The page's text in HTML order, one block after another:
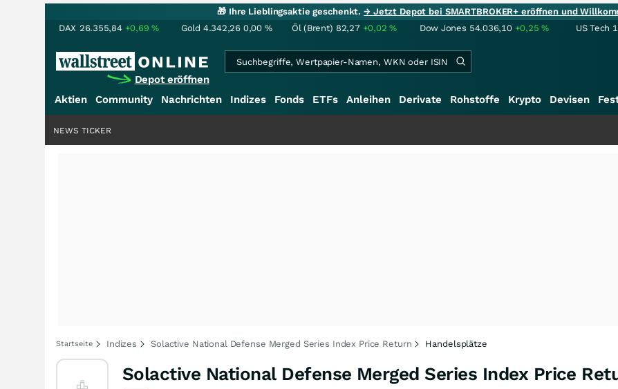
🎁 Ihre Lieblingsaktie geschenkt.→ Jetzt Depot bei SMARTBROKER+ eröffnen und
DAX 26.355,84 +0,69% Gold 4.342,26 0,00 % Öl (Brent) 82,27 +0,02% Dow Jones 54.036,10 +0,25% US Tech
Depot eröffnen
Aktien Community Nachrichten Indizes Fonds ETFs Anleihen Derivate Rohstoffe Krypto Devisen
NEWS TICKER
Startseite Indizes Solactive National Defense Merged Series Index Price Return Handelsplätze
Solactive National Defense Merged Series Index Price